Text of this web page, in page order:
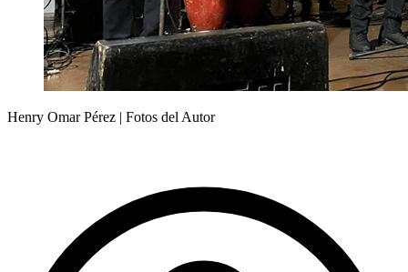
Henry Omar Pérez | Fotos del Autor